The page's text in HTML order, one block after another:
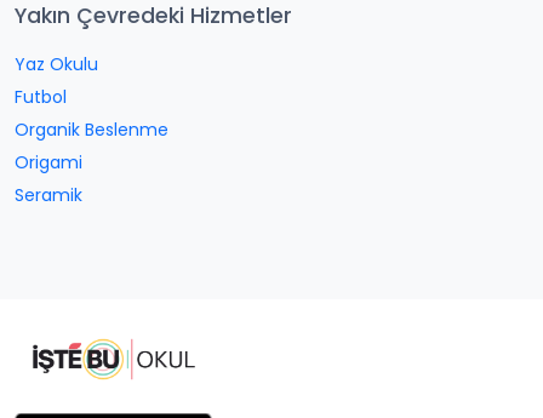
Yakın Çevredeki Hizmetler
Yaz Okulu
Futbol
Organik Beslenme
Origami
Seramik